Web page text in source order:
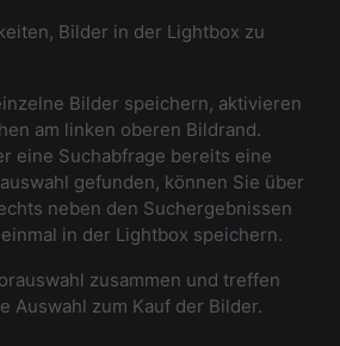
Bilder in der Lightbox zu
Bilder speichern, aktivieren
am linken oberen Bildrand.
eine Suchabfrage bereits eine
gefunden, können Sie über
neben den Suchergebnissen
in der Lightbox speichern.
zusammen und treffen
Auswahl zum Kauf der Bilder.